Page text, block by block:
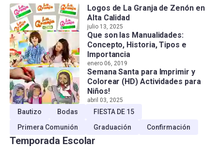
Logos de La Granja de Zenón en
Alta Calidad
julio 13, 2025
Que son las Manualidades:
Concepto, Historia, Tipos e
Importancia
enero 06, 2019
Semana Santa para Imprimir y
Colorear (HD) Actividades para
Niños!
abril 03, 2025
Bautizo Bodas
FIESTA DE 15
Primera Comunión
Graduación Confirmación
Temporada Escolar